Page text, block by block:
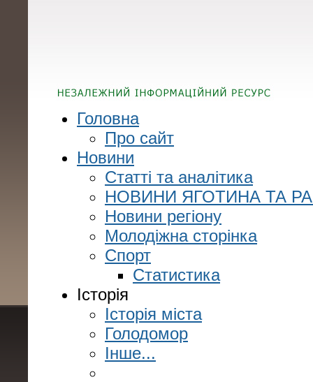
Головна
Про сайт
Новини
Статті та аналітика
НОВИНИ ЯГОТИНА ТА
Новини регіону
Молодіжна сторінка
Спорт
Статистика
Історія
Історія міста
Голодомор
Інше...